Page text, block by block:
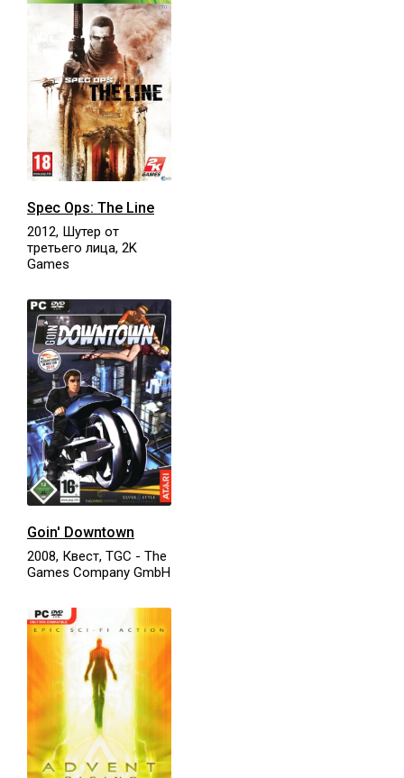
Spec Ops: The Line
2012, Шутер от
третьего лица, 2K
Games
Goin' Downtown
2008, Квест, TGC - The
Games Company GmbH